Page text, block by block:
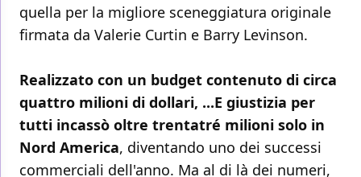
quella per la migliore sceneggiatura originale
firmata da Valerie Curtin e Barry Levinson.
Realizzato con un budget contenuto di circa
quattro milioni di dollari, ...E giustizia per
tutti incassò oltre trentatré milioni solo in
Nord America, diventando uno dei successi
commerciali dell'anno. Ma al di là dei numeri,